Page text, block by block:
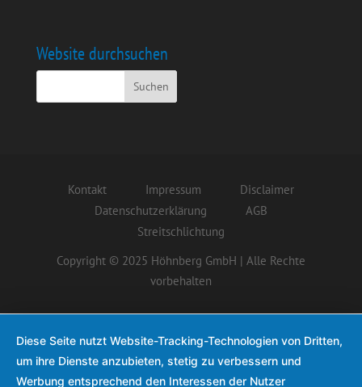
Website durchsuchen
Kontakt Impressum
Disclaimer
Datenschutzerklärung
AGB
Streitschlichtung
Copyright © 2025 Höhnberg GmbH | Alle Rechte
vorbehalten
Diese Seite nutzt Website-Tracking-Technologien von Dritten,
um ihre Dienste anzubieten, stetig zu verbessern und
Werbung entsprechend den Interessen der Nutzer